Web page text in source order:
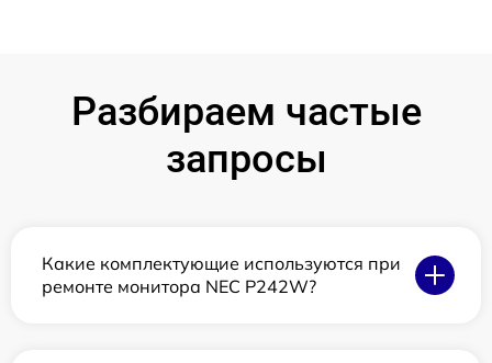
Разбираем частые
запросы
Какие комплектующие используются при
ремонте монитора NEC P242W?